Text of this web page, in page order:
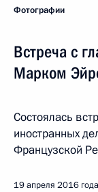
Фотографии
Встреча с
Марком
Состоялась
иностранных
Французской
19 апреля 2016 года